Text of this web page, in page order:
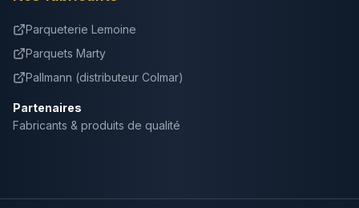
Parqueterie Lemoine
Parquets Marty
Pallmann (distributeur Colmar)
Partenaires
Fabricants & produits de qualité